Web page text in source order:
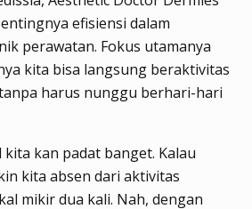
efisiensi dalam
perawatan. Fokus utamanya
kita bisa langsung beraktivitas
harus nunggu berhari-hari
kita kan padat banget. Kalau
kita absen dari aktivitas
mikir dua kali. Nah, dengan